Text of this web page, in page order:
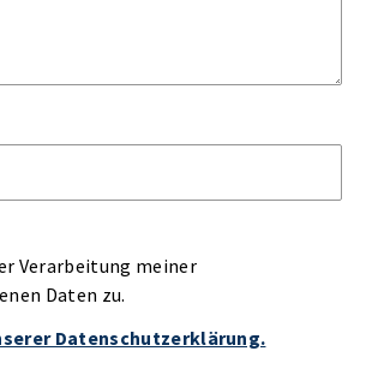
Verarbeitung meiner
Daten zu.
Datenschutzerklärung.